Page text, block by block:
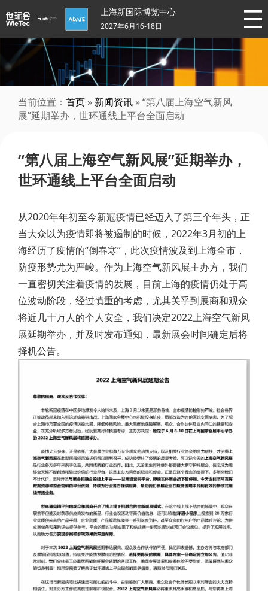
上海新国际博览中心
2027年6月16-18日
当前位置： 首页 » 新闻资讯 » “第八届上海空气新风
展”延期举办，世环通线上平台全面启动
“第八届上海空气新风展”延期举办，
世环通线上平台全面启动
从2020年年初至今新冠疫情已经迈入了第三个年头，正
当大众以为疫情即将被遏制的时候，2022年3月初的上
海经历了疫情的“倒春寒”，此次疫情波及到上海全市，
防疫形势尤为严峻。作为上海空气新风展主办方，我们
一直密切关注着疫情的发展，目前上海的疫情仍处于高
位波动阶段，经过慎重的考虑，尤其关乎到展商和观众
将近几十万人的个人安全，我们决定2022上海空气新风
展延期举办，并及时发布通知，最新展会时间确定后将
择机公告。